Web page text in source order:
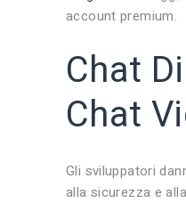
account premium.
Chat
Chat
Gli sviluppatori
alla sicurezza e